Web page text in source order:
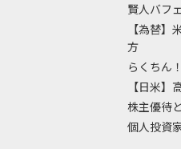
賢人バフ
【為替
方
らくちん
【日米
株主優待
個人投資